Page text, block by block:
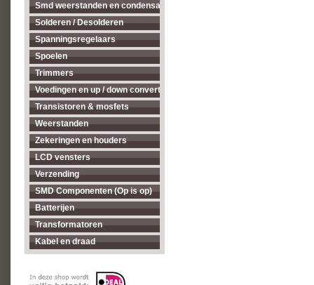
Smd weerstanden en condensatoren
Solderen / Desolderen
Spanningsregelaars
Spoelen
Trimmers
Voedingen en up / down converters
Transistoren & mosfets
Weerstanden
Zekeringen en houders
LCD vensters
Verzending
SMD Componenten (Op is op)
Batterijen
Transformatoren
Kabel en draad